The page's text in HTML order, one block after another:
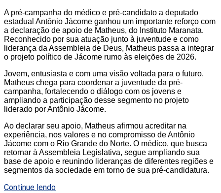
A pré-campanha do médico e pré-candidato a deputado
estadual Antônio Jácome ganhou um importante reforço com
a declaração de apoio de Matheus, do Instituto Maranata.
Reconhecido por sua atuação junto à juventude e como
liderança da Assembleia de Deus, Matheus passa a integrar
o projeto político de Jácome rumo às eleições de 2026.
Jovem, entusiasta e com uma visão voltada para o futuro,
Matheus chega para coordenar a juventude da pré-
campanha, fortalecendo o diálogo com os jovens e
ampliando a participação desse segmento no projeto
liderado por Antônio Jácome.
Ao declarar seu apoio, Matheus afirmou acreditar na
experiência, nos valores e no compromisso de Antônio
Jácome com o Rio Grande do Norte. O médico, que busca
retornar à Assembleia Legislativa, segue ampliando sua
base de apoio e reunindo lideranças de diferentes regiões e
segmentos da sociedade em torno de sua pré-candidatura.
Continue lendo